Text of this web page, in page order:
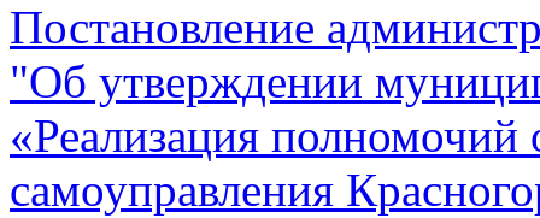
Постановление
"Об утверждении
«Реализация полномочий
самоуправления